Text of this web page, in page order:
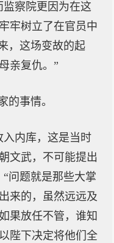
监察院更因为在这
牢树立了在官员中
，这场变故的起
亲复仇。”
的事情。
入内库，这是当时
文武，不可能提出
问题就是那些大掌
来的，虽然远远及
果放任不管，谁知
陛下决定将他们全